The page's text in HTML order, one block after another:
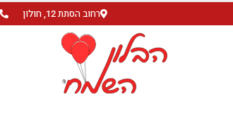
רחוב הסתת 12, חולון